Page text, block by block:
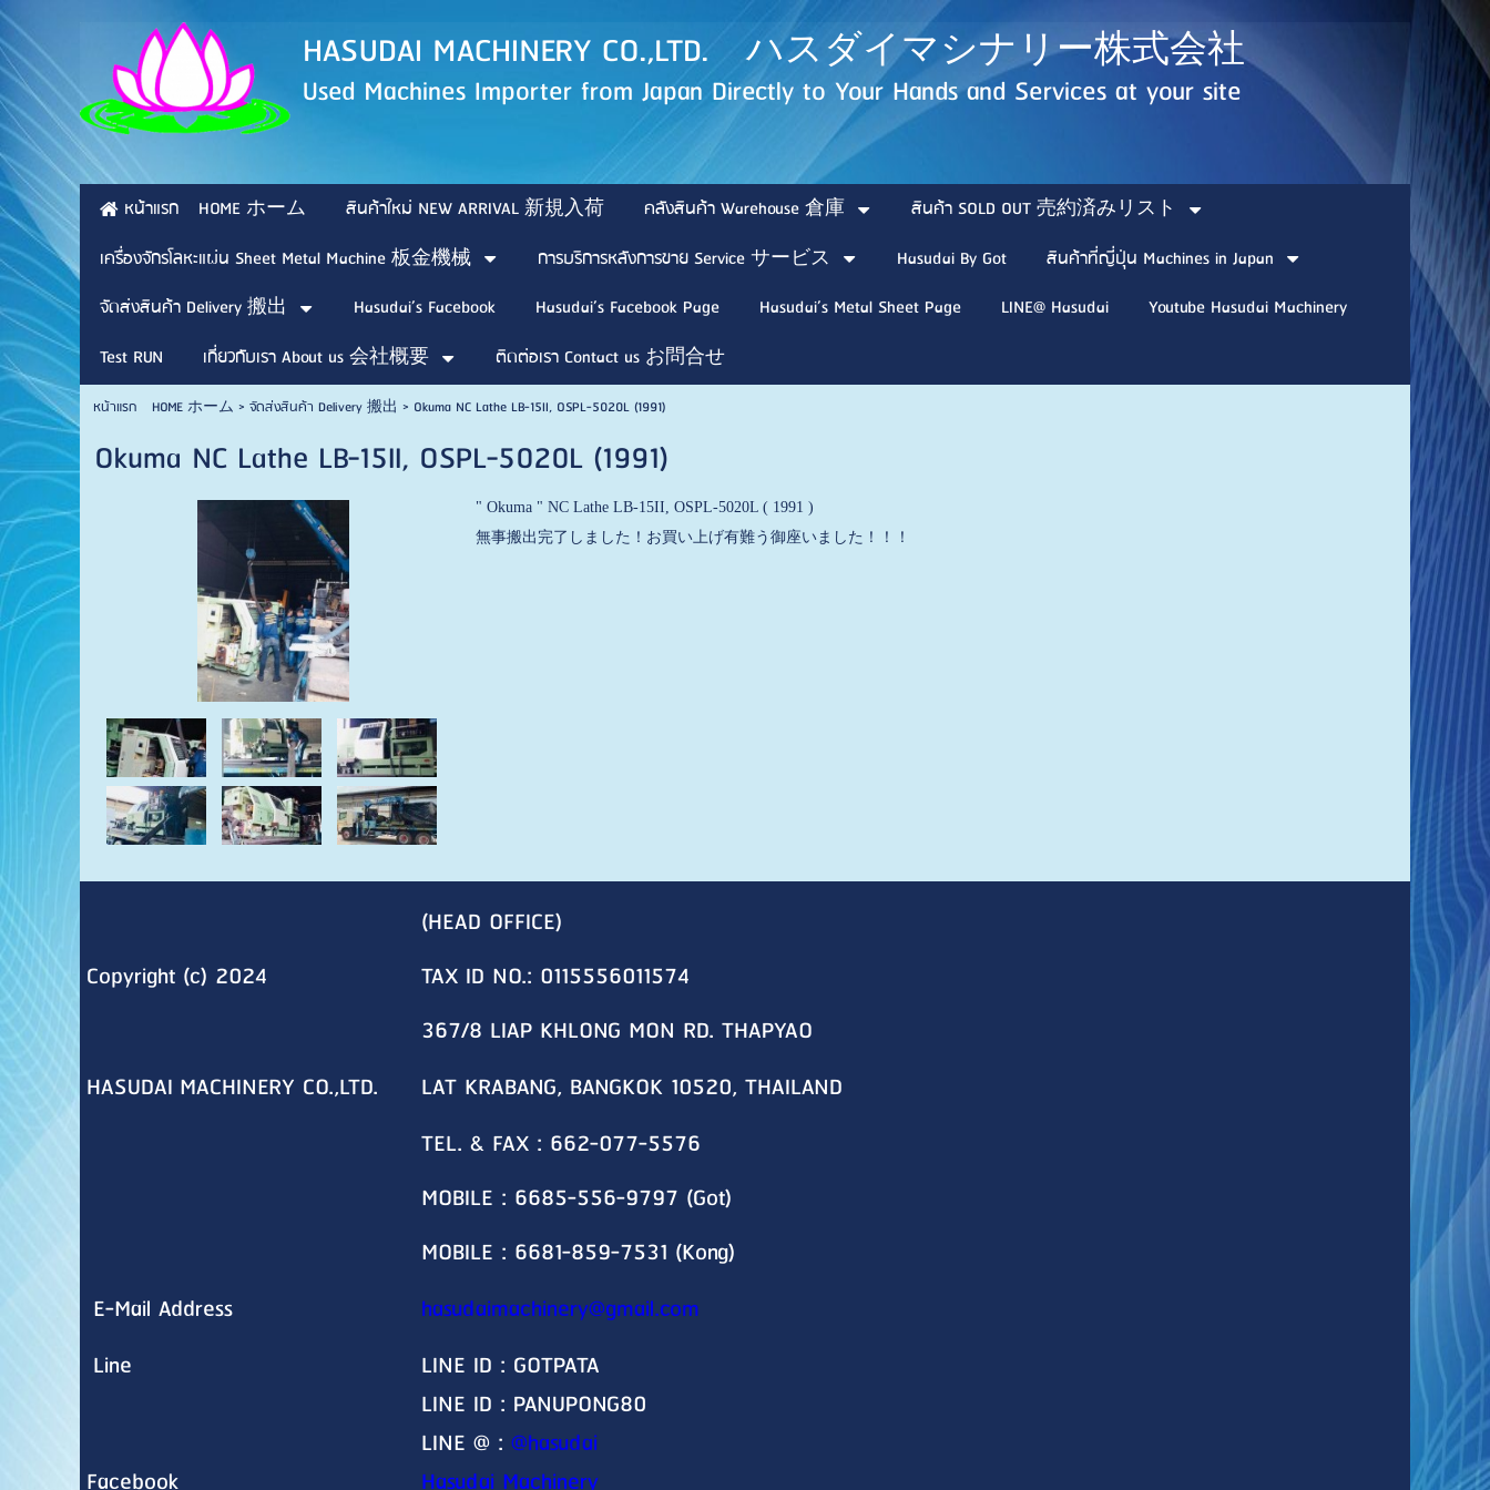
HASUDAI MACHINERY CO.,LTD. ハスダイマシナリー株式会社
Used Machines Importer from Japan Directly to Your Hands and Services at your site
หน้าแรก HOME ホーム สินค้าใหม่ NEW ARRIVAL 新規入荷 คลังสินค้า Warehouse 倉庫
สินค้า SOLD OUT 売約済みリスト
เครื่องจักรโลหะแผ่น Sheet Metal Machine 板金機械
การบริการหลังการขาย Service サービス Hasudai By Got
สินค้าที่ญี่ปุ่น Machines in Japan
จัดส่งสินค้า Delivery 搬出
Hasudai’s Facebook Hasudai’s Facebook Page Hasudai’s Metal Sheet Page LINE@ Hasudai
Youtube Hasudai Machinery
Test RUN
เกี่ยวกับเรา About us 会社概要 ติดต่อเรา Contact us お問合せ
หน้าแรก HOME ホーム >จัดส่งสินค้า Delivery 搬出 > Okuma NC Lathe LB-15II, OSPL-5020L (1991)
Okuma NC Lathe LB-15II, OSPL-5020L (1991)
" Okuma " NC Lathe LB-15II, OSPL-5020L ( 1991 )
無事搬出完了しました！お買い上げ有難う御座いました！！！
Copyright (c) 2024
(HEAD OFFICE)
TAX ID NO.: 0115556011574
367/8 LIAP KHLONG MON RD. THAPYAO
HASUDAI MACHINERY CO.,LTD.
LAT KRABANG, BANGKOK 10520, THAILAND
TEL. & FAX : 662-077-5576
MOBILE : 6685-556-9797 (Got)
MOBILE : 6681-859-7531 (Kong)
E-Mail Address
hasudaimachinery@gmail.com
Line
LINE ID : GOTPATA
LINE ID : PANUPONG80
LINE @ : @hasudai